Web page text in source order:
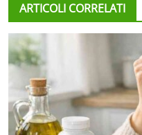
ARTICOLI CORRELATI